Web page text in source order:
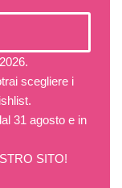
scegliere i
31 agosto e in
SITO!